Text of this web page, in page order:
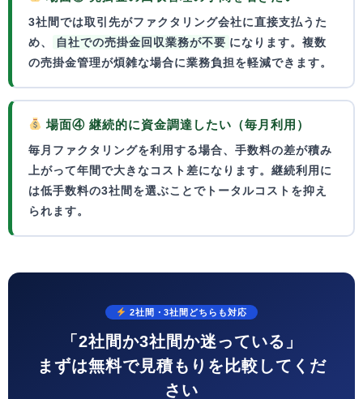
3社間では取引先がファクタリング会社に直接支払うた
め、
自社での売掛金回収業務が不要 になります。複数
の売掛金管理が煩雑な場合に業務負担を軽減できます。
場面④ 継続的に資金調達したい（毎月利用）
毎月ファクタリングを利用する場合、 手数料の差が積み
上がって年間で大きなコスト差になります。継続利用に
は低手数料の3社間を選ぶことでトータルコストを抑え
られます。
2社間・3社間どちらも対応
「2社間か3社間か迷っている」
まずは無料で見積もりを比較してくだ
さい